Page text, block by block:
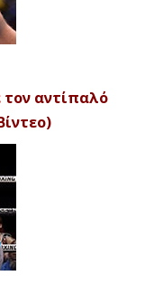
αντίπαλό